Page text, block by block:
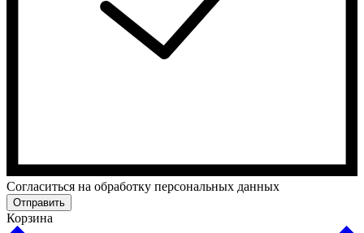
Cогласиться на обработку персональных данных
Отправить
Корзина